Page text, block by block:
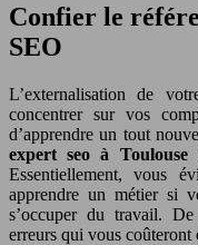
Confier le
SEO
L’externalisation de
concentrer sur vos
d’apprendre un tout
expert seo à Toulouse
Essentiellement, vous
apprendre un métier si
s’occuper du travail.
erreurs qui vous coûteront